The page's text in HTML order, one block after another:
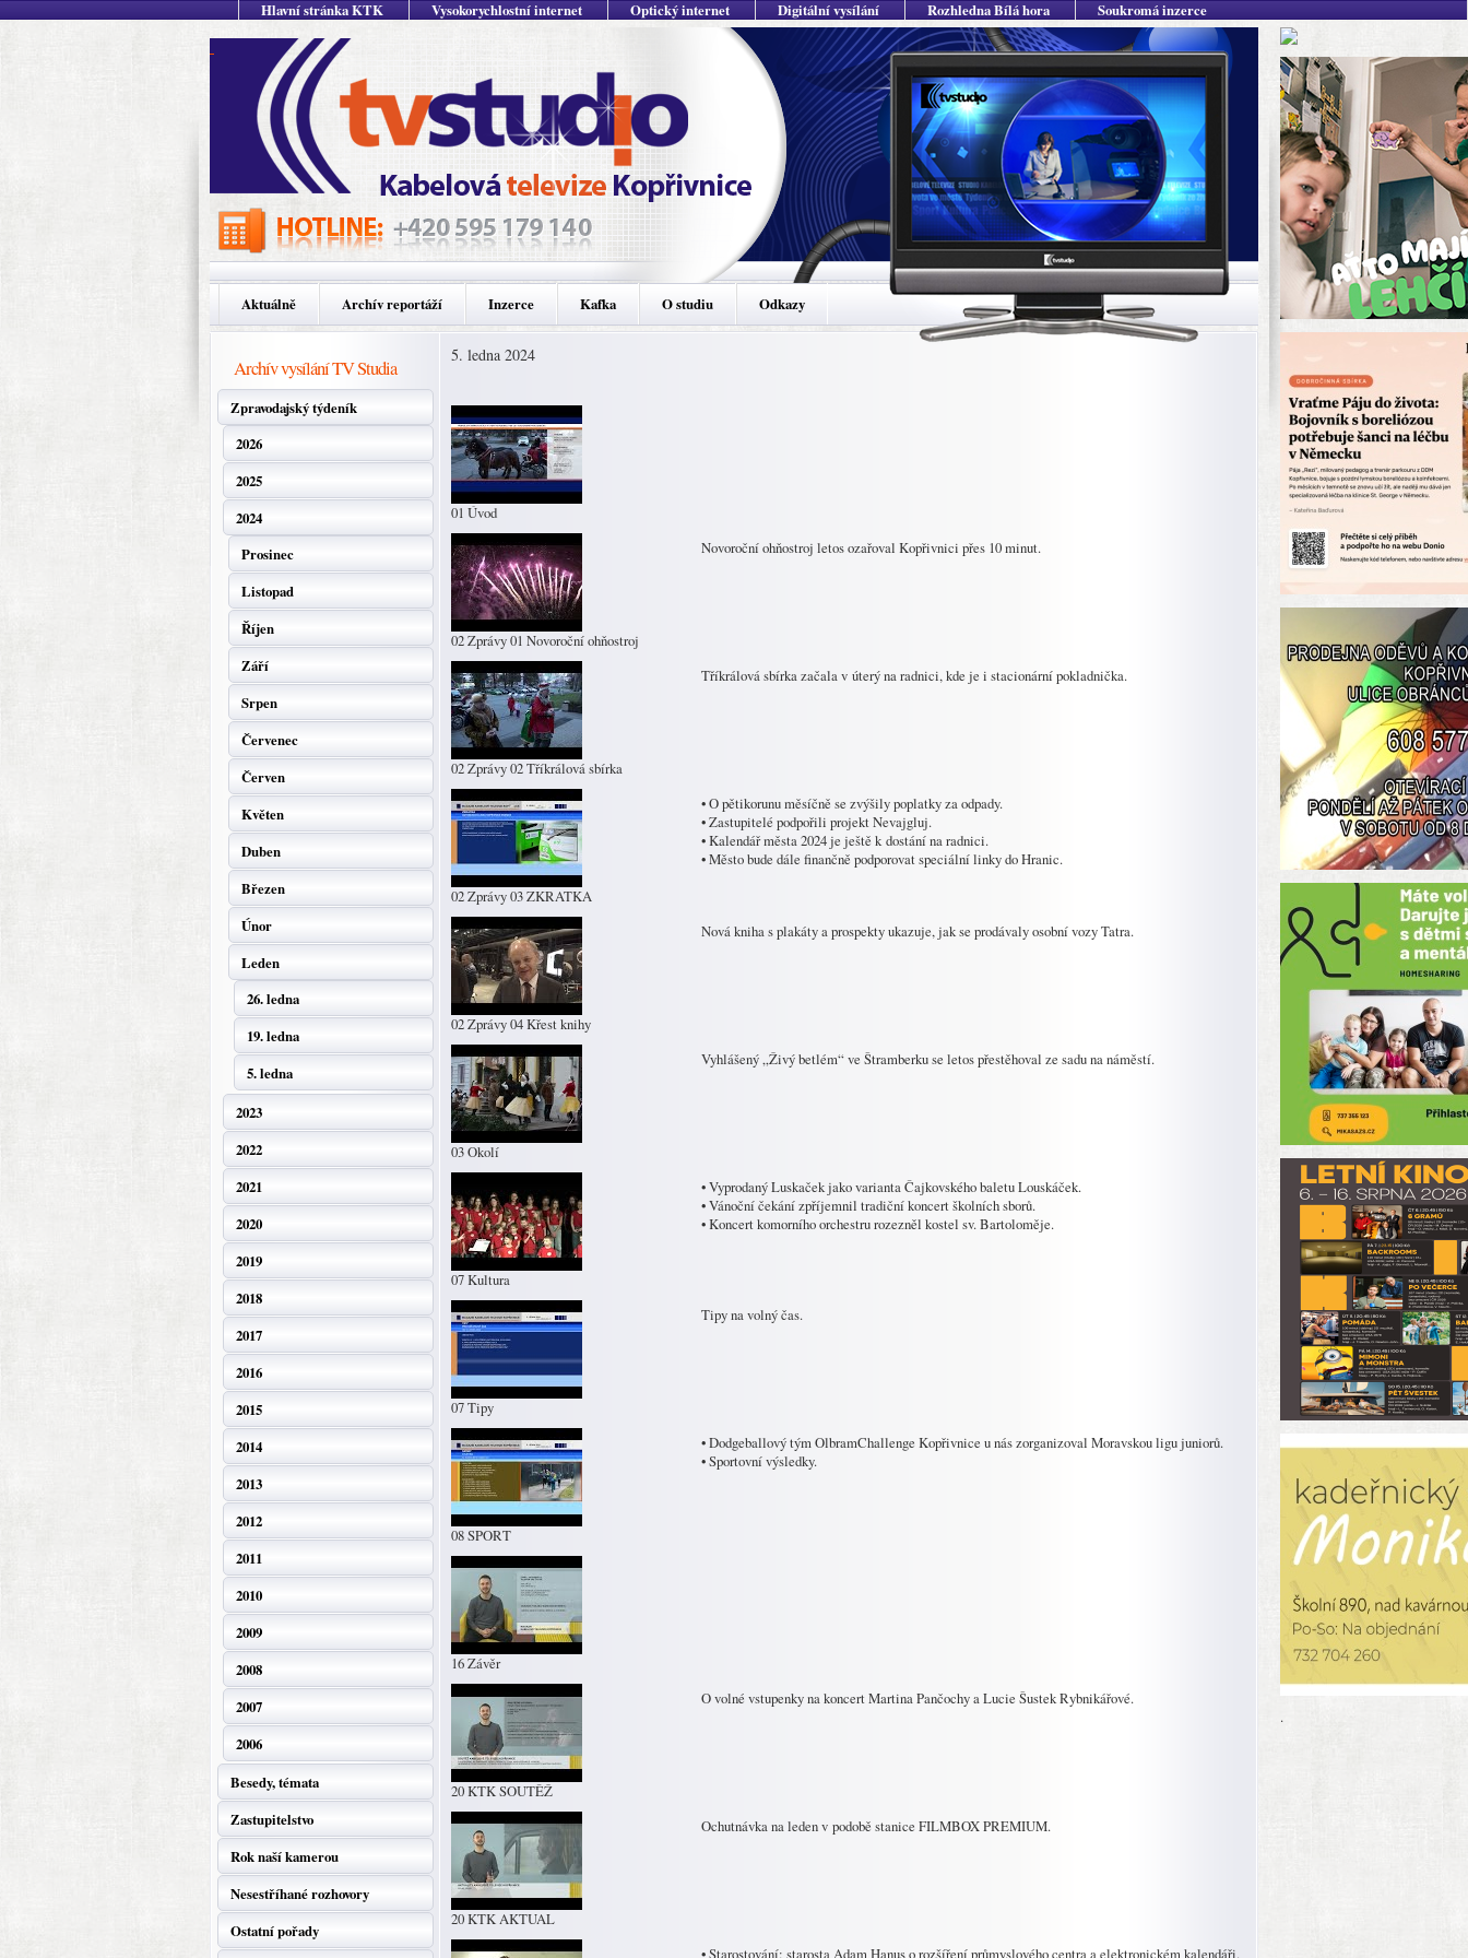
Hlavní stránka KTK Vysokorychlostní internet Optický internet Digitální vysílání Rozhledna Bílá hora Soukromá inzerce
Aktuálně Archív reportáží Inzerce Kafka O studiu Odkazy
Archív vysílání TV Studia
Zpravodajský týdeník
2026
2025
2024
Prosinec
Listopad
Říjen
Září
Srpen
Červenec
Červen
Květen
Duben
Březen
Únor
Leden
26. ledna
19. ledna
5. ledna
2023
2022
2021
2020
2019
2018
2017
2016
2015
2014
2013
2012
2011
2010
2009
2008
2007
2006
Besedy, témata
Zastupitelstvo
Rok naší kamerou
Nesestříhané rozhovory
Ostatní pořady
5. ledna 2024
01 Úvod
02 Zprávy 01 Novoroční ohňostroj
Novoroční ohňostroj letos ozařoval Kopřivnici přes 10 minut.
02 Zprávy 02 Tříkrálová sbírka
Tříkrálová sbírka začala v úterý na radnici, kde je i stacionární pokladnička.
02 Zprávy 03 ZKRATKA
• O pětikorunu měsíčně se zvýšily poplatky za odpady.
• Zastupitelé podpořili projekt Nevajgluj.
• Kalendář města 2024 je ještě k dostání na radnici.
• Město bude dále finančně podporovat speciální linky do Hranic.
02 Zprávy 04 Křest knihy
Nová kniha s plakáty a prospekty ukazuje, jak se prodávaly osobní vozy Tatra.
03 Okolí
Vyhlášený „Živý betlém“ ve Štramberku se letos přestěhoval ze sadu na náměstí.
07 Kultura
• Vyprodaný Luskaček jako varianta Čajkovského baletu Louskáček.
• Vánoční čekání zpříjemnil tradiční koncert školních sborů.
• Koncert komorního orchestru rozezněl kostel sv. Bartoloměje.
07 Tipy
Tipy na volný čas.
08 SPORT
• Dodgeballový tým OlbramChallenge Kopřivnice u nás zorganizoval Moravskou ligu juniorů.
• Sportovní výsledky.
16 Závěr
20 KTK SOUTĚŽ
O volné vstupenky na koncert Martina Pančochy a Lucie Šustek Rybnikářové.
20 KTK AKTUAL
Ochutnávka na leden v podobě stanice FILMBOX PREMIUM.
• Starostování: starosta Adam Hanus o rozšíření průmyslového centra a elektronickém kalendáři.
.